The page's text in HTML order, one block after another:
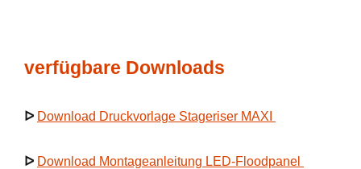
verfügbare Downloads
ᐅ Download Druckvorlage Stageriser MAXI
ᐅ Download Montageanleitung LED-Floodpanel